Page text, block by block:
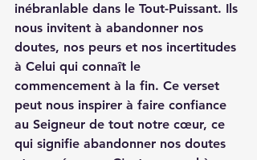
inébranlable dans le Tout-Puissant. Ils
nous invitent à abandonner nos
doutes, nos peurs et nos incertitudes
à Celui qui connaît le
commencement à la fin. Ce verset
peut nous inspirer à faire confiance
au Seigneur de tout notre cœur, ce
qui signifie abandonner nos doutes